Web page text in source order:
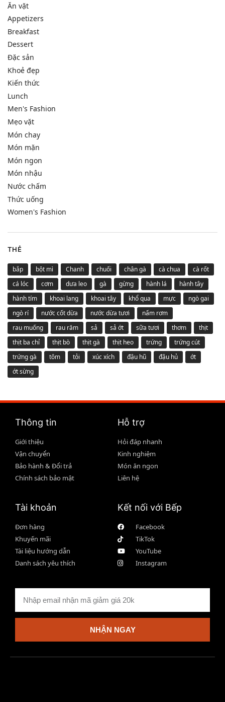
Ăn vặt
Appetizers
Breakfast
Dessert
Đặc sản
Khoẻ đẹp
Kiến thức
Lunch
Men's Fashion
Mẹo vặt
Món chay
Món mặn
Món ngon
Món nhậu
Nước chấm
Thức uống
Women's Fashion
THẺ
bắp bột mì Chanh chuối chân gà cà chua
cà rốt
cá lóc
cơm dưa leo gà gừng hành lá
hành tây
hành tím
khoai lang khoai tây khổ qua mực
ngò gai
ngò rí
nước cốt dừa nước dừa tươi
nấm rơm
rau muống
rau răm sả sả ớt sữa tươi thơm
thịt
thịt ba chỉ
thịt bò thịt gà thịt heo trứng
trứng cút
trứng gà
tôm tỏi xúc xích đậu hũ đậu hủ
ớt
ớt sừng
Thông tin
Giới thiệu
Vận chuyển
Bảo hành & Đổi trả
Chính sách bảo mật
Hỗ trợ
Hỏi đáp nhanh
Kinh nghiệm
Món ăn ngon
Liên hệ
Tài khoản
Đơn hàng
Khuyến mãi
Tài liệu hướng dẫn
Danh sách yêu thích
Kết nối với Bếp
Facebook
TikTok
YouTube
Instagram
NHẬN NGAY